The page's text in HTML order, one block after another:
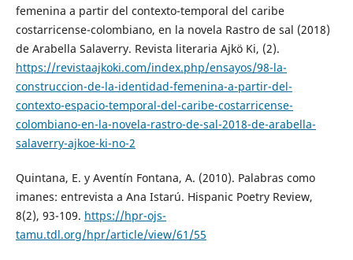
femenina a partir del contexto-temporal del caribe
costarricense-colombiano, en la novela Rastro de sal (2018)
de Arabella Salaverry. Revista literaria Ajkö Ki, (2).
https://revistaajkoki.com/index.php/ensayos/98-la-
construccion-de-la-identidad-femenina-a-partir-del-
contexto-espacio-temporal-del-caribe-costarricense-
colombiano-en-la-novela-rastro-de-sal-2018-de-arabella-
salaverry-ajkoe-ki-no-2
Quintana, E. y Aventín Fontana, A. (2010). Palabras como
imanes: entrevista a Ana Istarú. Hispanic Poetry Review,
8(2), 93-109. https://hpr-ojs-
tamu.tdl.org/hpr/article/view/61/55